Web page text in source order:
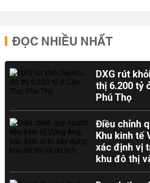
ĐỌC NHIỀU NHẤT
DXG rút
thị 6.200 tỷ
Phú Thọ
Điều chỉnh
Khu kinh tế
xác định vị
khu đô thị